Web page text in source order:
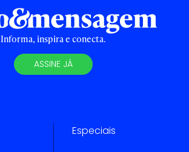
Informa, inspira e conecta.
ASSINE JÁ
Especiais